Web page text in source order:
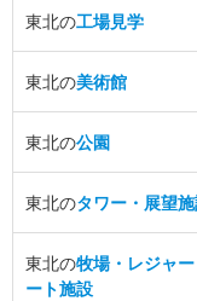
東北の工場見学
東北の美術館
東北の公園
東北のタワー・展望
東北の牧場・レジャ
ート施設